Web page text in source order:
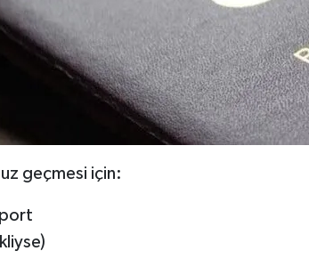
geçmesi için: